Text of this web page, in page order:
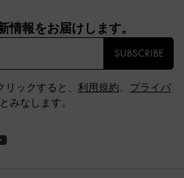
情報をお届けします。​
SUBSCRIBE
ックすると、 利用規約、 プライバ
みなします。